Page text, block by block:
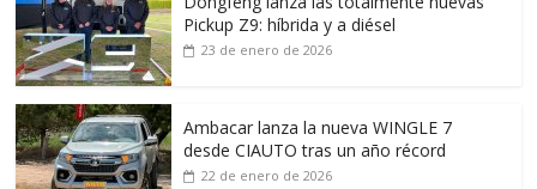
Pickup Z9: híbrida y a diésel
23 de enero de 2026
Ambacar lanza la nueva WINGLE 7
desde CIAUTO tras un año récord
22 de enero de 2026